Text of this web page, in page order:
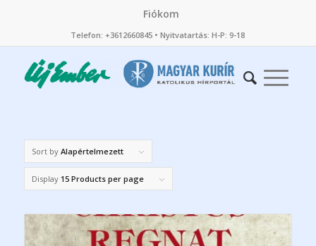
Fiókom
Telefon: +3612660845 • Nyitvatartás: H-P: 9-18
Sort by Alapértelmezett
Display 15 Products per page